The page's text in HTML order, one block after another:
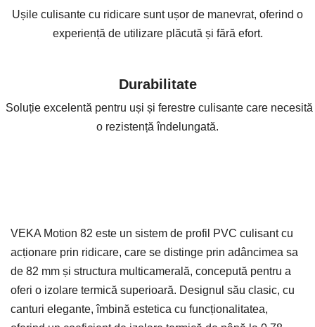
Ușile culisante cu ridicare sunt ușor de manevrat, oferind o
experiență de utilizare plăcută și fără efort.
Durabilitate
Soluție excelentă pentru uși și ferestre culisante care necesită
o rezistență îndelungată.
VEKA Motion 82 este un sistem de profil PVC culisant cu
acționare prin ridicare, care se distinge prin adâncimea sa
de 82 mm și structura multicamerală, concepută pentru a
oferi o izolare termică superioară. Designul său clasic, cu
canturi elegante, îmbină estetica cu funcționalitatea,